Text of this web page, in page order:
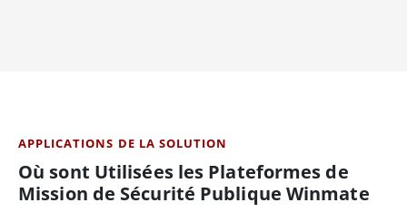
APPLICATIONS DE LA SOLUTION
Où sont Utilisées les Plateformes de
Mission de Sécurité Publique Winmate